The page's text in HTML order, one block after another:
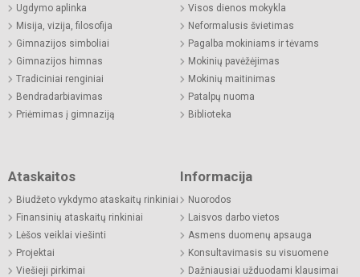
Ugdymo aplinka
Misija, vizija, filosofija
Gimnazijos simboliai
Gimnazijos himnas
Tradiciniai renginiai
Bendradarbiavimas
Priėmimas į gimnaziją
Visos dienos mokykla
Neformalusis švietimas
Pagalba mokiniams ir tėvams
Mokinių pavėžėjimas
Mokinių maitinimas
Patalpų nuoma
Biblioteka
Ataskaitos
Biudžeto vykdymo ataskaitų rinkiniai
Finansinių ataskaitų rinkiniai
Lėšos veiklai viešinti
Projektai
Viešieji pirkimai
Informacija
Nuorodos
Laisvos darbo vietos
Asmens duomenų apsauga
Konsultavimasis su visuomene
Dažniausiai užduodami klausimai